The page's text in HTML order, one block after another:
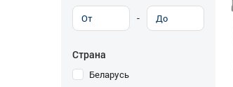
-
Страна
Беларусь